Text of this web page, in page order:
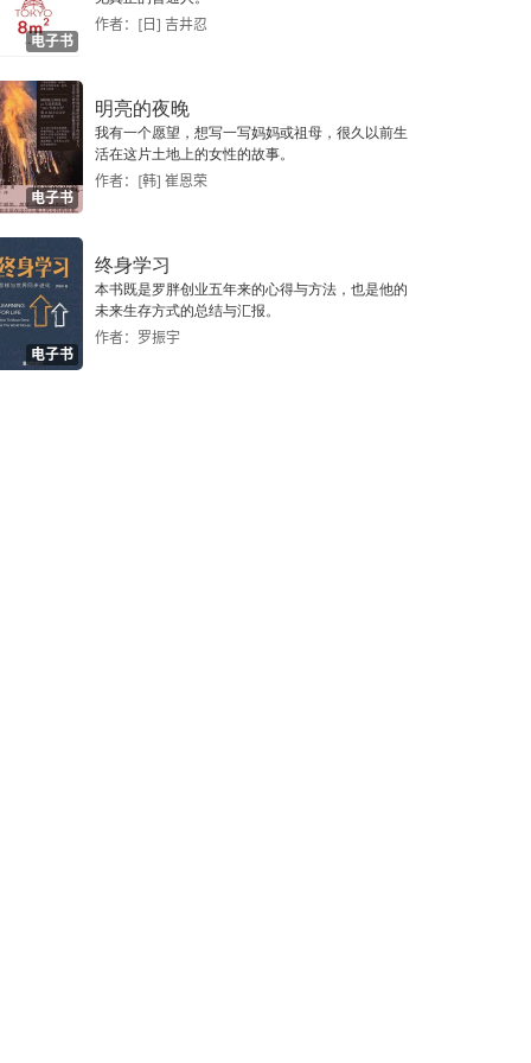
电子书
作者：[日] 吉井忍
电子书
明亮的夜晚
我有一个愿望，想写一写妈妈或祖母，很久以前生
活在这片土地上的女性的故事。
作者：[韩] 崔恩荣
电子书
终身学习
本书既是罗胖创业五年来的心得与方法，也是他的
未来生存方式的总结与汇报。
作者：罗振宇